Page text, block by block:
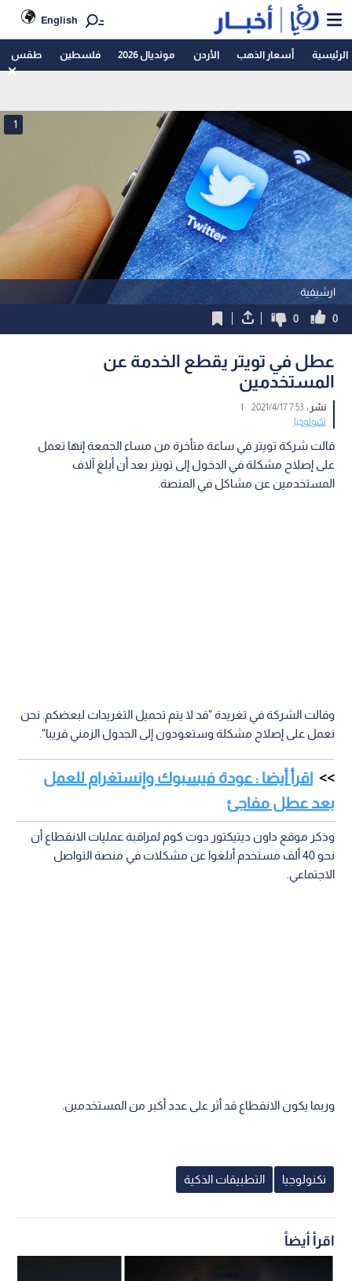
English
الرئيسية أسعار الذهب الأردن مونديال 2026 فلسطين طقس
ارشيفية
1
0
0
عطل في تويتر يقطع الخدمة عن
المستخدمين
نشر :7:53 2021/4/17
|
تكنولوجيا
قالت شركة تويتر في ساعة متأخرة من مساء الجمعة إنها تعمل
على إصلاح مشكلة في الدخول إلى تويتر بعد أن أبلغ آلاف
المستخدمين عن مشاكل في المنصة.
وقالت الشركة في تغريدة "قد لا يتم تحميل التغريدات لبعضكم. نحن
نعمل على إصلاح مشكلة وستعودون إلى الجدول الزمني قريبا".
اقرأ أيضا : عودة فيسبوك وإنستغرام للعمل
بعد عطل مفاجئ
وذكر موقع داون ديتيكتور دوت كوم لمراقبة عمليات الانقطاع أن
نحو 40 ألف مستخدم أبلغوا عن مشكلات في منصة التواصل
الاجتماعي.
وربما يكون الانقطاع قد أثر على عدد أكبر من المستخدمين.
تكنولوجيا التطبيقات الذكية
اقرأ أيضاً